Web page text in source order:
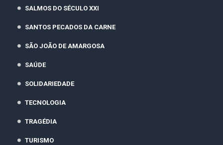
SALMOS DO SÉCULO XXI
SANTOS PECADOS DA CARNE
SÃO JOÃO DE AMARGOSA
SAÚDE
SOLIDARIEDADE
TECNOLOGIA
TRAGÉDIA
TURISMO